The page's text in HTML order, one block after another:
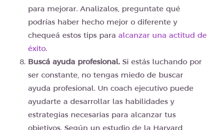
para mejorar. Analizalos, preguntate qué
podrías haber hecho mejor o diferente y
chequeá estos tips para alcanzar una actitud de
éxito.
Buscá ayuda profesional. Si estás luchando por
ser constante, no tengas miedo de buscar
ayuda profesional. Un coach ejecutivo puede
ayudarte a desarrollar las habilidades y
estrategias necesarias para alcanzar tus
objetivos. Según un estudio de la Harvard